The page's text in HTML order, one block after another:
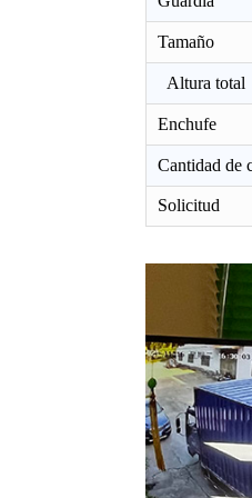
Tamaño
Altura total
Enchufe
Cantidad de
Solicitud